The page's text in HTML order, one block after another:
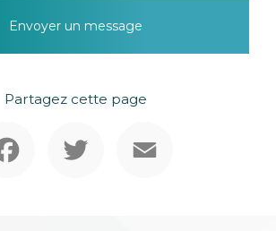
Envoyer un message
Partagez cette page